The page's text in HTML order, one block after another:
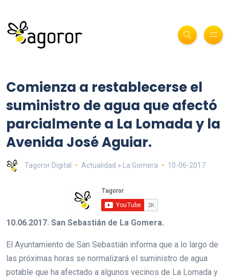
Comienza a restablecerse el
suministro de agua que afectó
parcialmente a La Lomada y la
Avenida José Aguiar.
Tagoror Digital Actualidad » La Gomera 10-06-2017
10.06.2017. San Sebastián de La Gomera.
El Ayuntamiento de San Sebastián informa que a lo largo de
las próximas horas se normalizará el suministro de agua
potable que ha afectado a algunos vecinos de La Lomada y